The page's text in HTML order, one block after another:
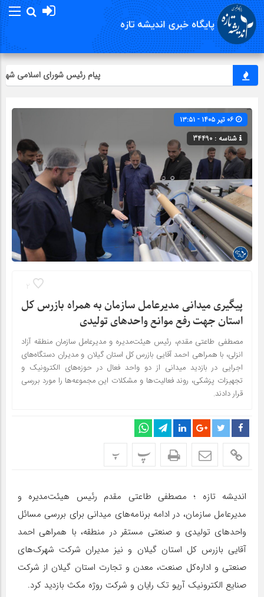
پیام رئیس شورای اسلامي شهر
شناسه : 34490
2
پیگیری میدانی مدیرعامل سازمان به همراه بازرس كل
استان جهت رفع موانع واحدهای تولیدی
مصطفی طاعتی مقدم، رئیس هیئت‌مدیره و مدیرعامل سازمان منطقه آزاد
انزلی، با همراهی احمد آقایی بازرس کل استان گیلان و مدیران دستگاه‌های
اجرایی در بازدید میدانی از دو واحد فعال در حوزه‌های الکترونیک و
تجهیزات پزشکی، روند فعالیت‌ها و مشکلات این مجموعه‌ها را مورد بررسی
قرار دادند.
پ پ
اندیشه تازه ؛ مصطفی طاعتی مقدم رئیس هیئت‌مدیره و
مدیرعامل سازمان، در ادامه برنامه‌های میدانی برای بررسی مسائل
واحدهای تولیدی و صنعتی مستقر در منطقه، با همراهی احمد
آقایی بازرس کل استان گیلان و نیز مدیران شرکت شهرک‌های
صنعتی و اداره‌کل صنعت، معدن و تجارت استان گیلان از شرکت
صنایع الکترونیک آریو تک رایان و شرکت روژه مکث بازدید کرد.